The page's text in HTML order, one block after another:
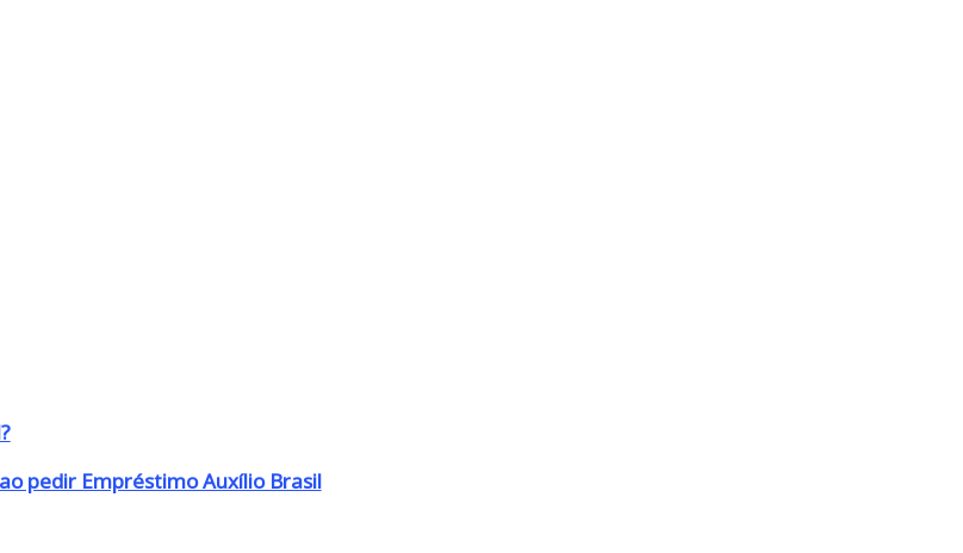
pedir Empréstimo Auxílio Brasil